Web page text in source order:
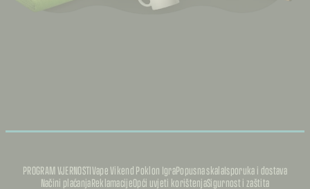
PROGRAM VJERNOSTIVape Vikend Poklon IgraPopusna skalaIsporuka i dostava
Načini plaćanjaReklamacijeOpći uvjeti korištenjaSigurnost i zaštita